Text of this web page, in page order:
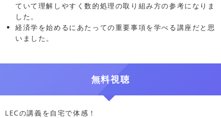
ていて理解しやすく数的処理の取り組み方の参考になりま
した。
経済学を始めるにあたっての重要事項を学べる講座だと思
いました。
無料視聴
LECの講義を自宅で体感！